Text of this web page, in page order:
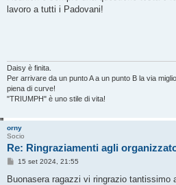
g
lavoro a tutti i Padovani!
Daisy è finita.
Per arrivare da un punto A a un punto B la via
piena di curve!
"TRIUMPH" è uno stile di vita!
orny
Socio
Re: Ringraziamenti agli
M
s
15 set 2024, 21:55
Buonasera ragazzi vi ringrazio tantissimo